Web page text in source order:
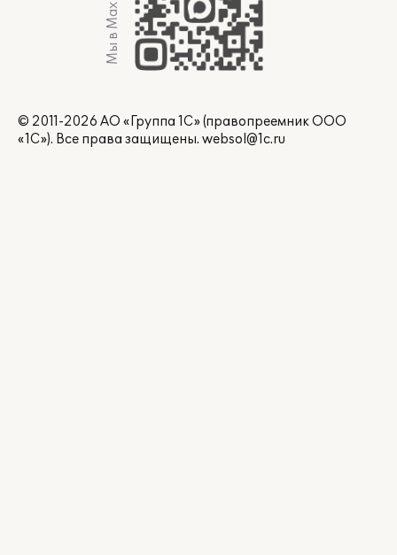
Мы в Max
© 2011-2026 АО «Группа 1С» (правопреемник ООО
«1С»). Все права защищены. websol@1c.ru